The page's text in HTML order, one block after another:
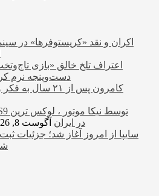
اکران و نقد «کریستوفرها» در
اعتراف تلخ خالق «بازی
دست‌وپنجه نرم
کامرون پس از ۲۱ سال به فکر واگذاری «آواتار» افتاد
شاسی بلند EREV در ایران آگوست 8, 2026